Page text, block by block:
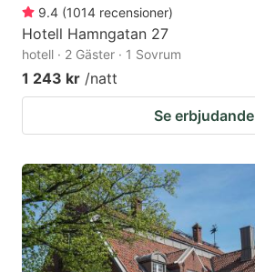
9.4 (1014 recensioner)
Hotell Hamngatan 27
hotell · 2 Gäster · 1 Sovrum
1 243 kr /natt
Se erbjudande